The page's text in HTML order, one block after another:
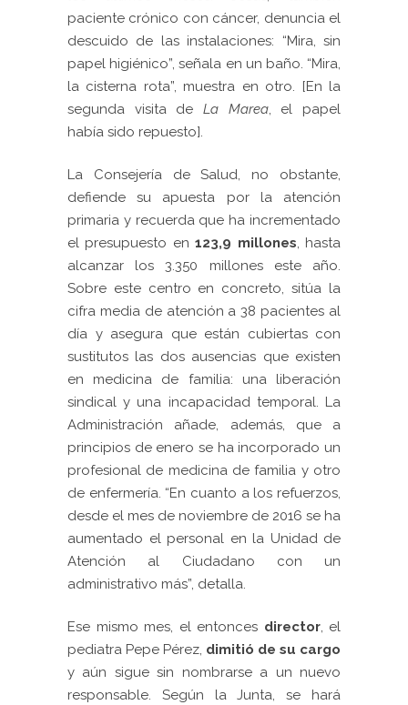
paciente crónico con cáncer, denuncia el
descuido de las instalaciones: “Mira, sin
papel higiénico”, señala en un baño. “Mira,
la cisterna rota”, muestra en otro. [En la
segunda visita de La Marea, el papel
había sido repuesto].
La Consejería de Salud, no obstante,
defiende su apuesta por la atención
primaria y recuerda que ha incrementado
el presupuesto en123,9 millones, hasta
alcanzar los 3.350 millones este año.
Sobre este centro en concreto, sitúa la
cifra media de atención a 38 pacientes al
día y asegura que están cubiertas con
sustitutos las dos ausencias que existen
en medicina de familia: una liberación
sindical y una incapacidad temporal. La
Administración añade, además, que a
principios de enero se ha incorporado un
profesional de medicina de familia y otro
de enfermería. “En cuanto a los refuerzos,
desde el mes de noviembre de 2016 se ha
aumentado el personal en la Unidad de
Atención al Ciudadano con un
administrativo más”, detalla.
Ese mismo mes, el entonces director, el
pediatra Pepe Pérez, dimitió de su cargo
y aún sigue sin nombrarse a un nuevo
responsable. Según la Junta, se hará